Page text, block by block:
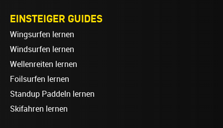
EINSTEIGER GUIDES
Wingsurfen lernen
Windsurfen lernen
Wellenreiten lernen
Foilsurfen lernen
Standup Paddeln lernen
Skifahren lernen